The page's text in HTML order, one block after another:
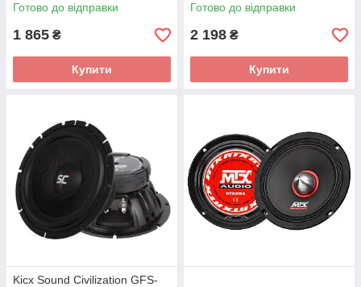
Готово до відправки
1 865 ₴
Купити
Готово до відправки
2 198 ₴
Купити
Kicx Sound Civilization GFS-